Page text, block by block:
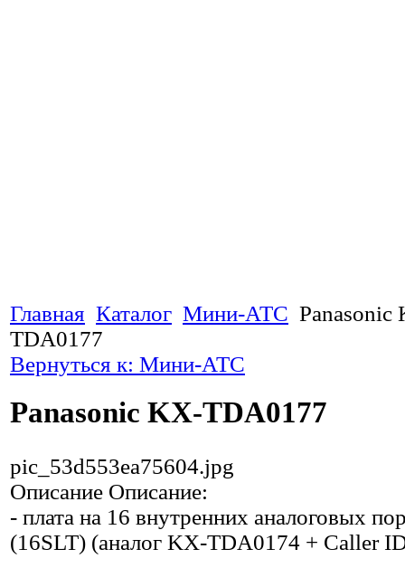
Главная Каталог Мини-АТС Panasonic
TDA0177
Вернуться к: Мини-АТС
Panasonic KX-TDA0177
pic_53d553ea75604.jpg
Описание Описание:
- плата на 16 внутренних аналоговых
(16SLT) (аналог KX-TDA0174 + Caller